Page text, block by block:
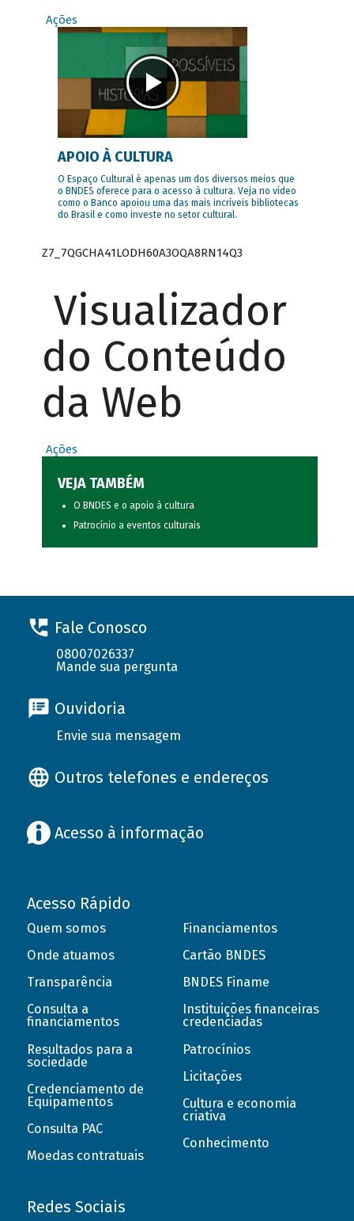
Ações
APOIO À CULTURA
O Espaço Cultural é apenas um dos diversos meios que
o BNDES oferece para o acesso à cultura. Veja no vídeo
como o Banco apoiou uma das mais incríveis bibliotecas
do Brasil e como investe no setor cultural.
Z7_7QGCHA41LODH60A3OQA8RN14Q3
Visualizador
do Conteúdo
da Web
Ações
VEJA TAMBÉM
O BNDES e o apoio à cultura
Patrocínio a eventos culturais
Fale Conosco
08007026337
Mande sua pergunta
Ouvidoria
Envie sua mensagem
Outros telefones e endereços
Acesso à informação
Acesso Rápido
Quem somos
Onde atuamos
Transparência
Consulta a
financiamentos
Resultados para a
sociedade
Credenciamento de
Equipamentos
Consulta PAC
Moedas contratuais
Financiamentos
Cartão BNDES
BNDES Finame
Instituições financeiras
credenciadas
Patrocínios
Licitações
Cultura e economia
criativa
Conhecimento
Redes Sociais